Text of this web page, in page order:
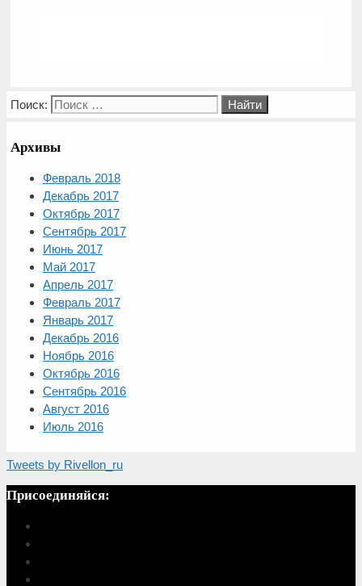
Поиск:
Архивы
Февраль 2018
Декабрь 2017
Октябрь 2017
Сентябрь 2017
Июнь 2017
Май 2017
Апрель 2017
Февраль 2017
Январь 2017
Декабрь 2016
Ноябрь 2016
Октябрь 2016
Сентябрь 2016
Август 2016
Июль 2016
Tweets by Rivellon_ru
Присоединяйся: